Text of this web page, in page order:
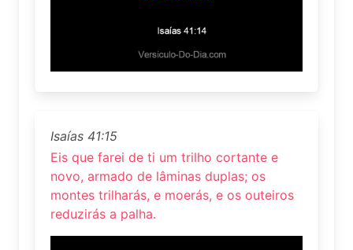
Isaías 41:15
Eis que farei de ti um trilho cortante e
novo, armado de lâminas duplas; os
montes trilharás, e moerás, e os outeiros
reduzirás a palha.